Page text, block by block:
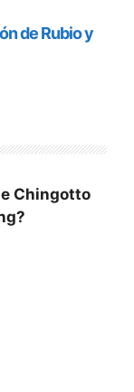
Chingotto